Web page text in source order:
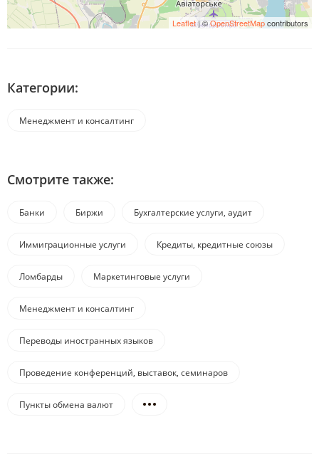
Leaflet| ©OpenStreetMapcontributors
Категории:
Менеджмент и консалтинг
Смотрите также:
Банки Биржи Бухгалтерские услуги, аудит
Иммиграционные услуги Кредиты, кредитные союзы
Ломбарды Маркетинговые услуги
Менеджмент и консалтинг
Переводы иностранных языков
Проведение конференций, выставок, семинаров
Пункты обмена валют